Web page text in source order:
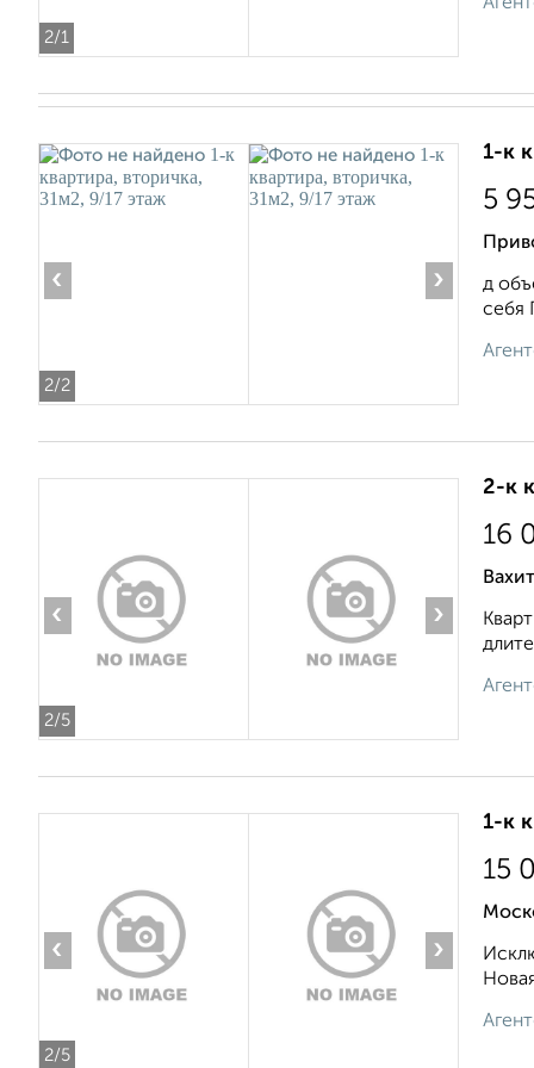
2/1
2/2
‹ ›
1-к
5
д
себя
2/5
‹ ›
2-к
16
2/5
‹ ›
1-к
15